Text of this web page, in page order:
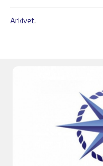
Arkivet.